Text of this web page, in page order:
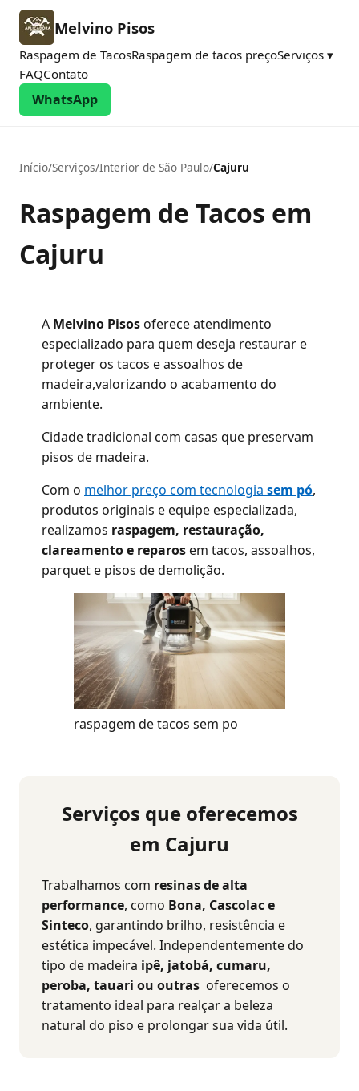
Melvino Pisos
Raspagem de TacosRaspagem de tacos preçoServiços ▾
FAQContato
WhatsApp
Início/Serviços/Interior de São Paulo/Cajuru
Raspagem de Tacos em
Cajuru
A Melvino Pisosoferece atendimento
especializado para quem deseja restaurar e
proteger os tacos e assoalhos de
madeira,valorizando o acabamento do
ambiente.
Cidade tradicional com casas que preservam
pisos de madeira.
Com o melhor preço com tecnologia sem pó,
produtos originais e equipe especializada,
realizamos raspagem, restauração,
clareamento e reparosem tacos, assoalhos,
parquet e pisos de demolição.
raspagem de tacos sem po
Serviços que oferecemos
em Cajuru
Trabalhamos com resinas de alta
performance, como Bona, Cascolac e
Sinteco, garantindo brilho, resistência e
estética impecável. Independentemente do
tipo de madeira ipê, jatobá, cumaru,
peroba, tauari ou outras oferecemos o
tratamento ideal para realçar a beleza
natural do piso e prolongar sua vida útil.